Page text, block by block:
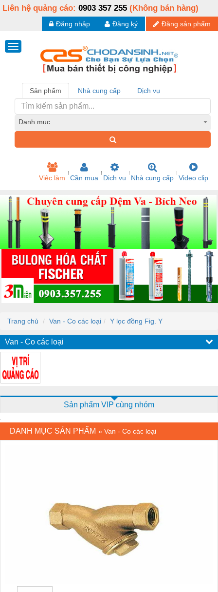
Liên hệ quảng cáo: 0903 357 255 (Không bán hàng)
Đăng sản phẩm
Đăng ký
Đăng nhập
Sản phẩm Nhà cung cấp Dịch vụ
Danh mục
Việc làm Cần mua Dịch vụ Nhà cung cấp Video clip
Trang chủ Van - Co các loại Y lọc đồng Fig. Y
Van - Co các loại
Sản phẩm VIP cùng nhóm
DANH MỤC SẢN PHẨM » Van - Co các loại